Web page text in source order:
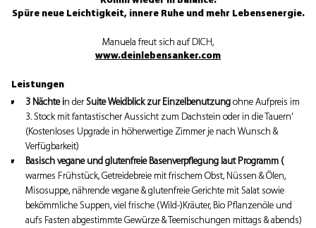
Spüre neue Leichtigkeit, innere Ruhe und mehr Lebensenergie.
Manuela freut sich auf DICH,
www.deinlebensanker.com
Leistungen
3 Nächte in derSuite Weidblick zur Einzelbenutzungohne Aufpreis im
3. Stock mit fantastischer Aussicht zum Dachstein oder in die Tauern'
(Kostenloses Upgrade in höherwertige Zimmer je nach Wunsch &
Verfügbarkeit)
Basisch vegane und glutenfreie Basenverpflegung laut Programm (
warmes Frühstück, Getreidebreie mit frischem Obst, Nüssen & Ölen,
Misosuppe, nährende vegane & glutenfreie Gerichte mit Salat sowie
bekömmliche Suppen, viel frische (Wild-)Kräuter, Bio Pflanzenöle und
aufs Fasten abgestimmte Gewürze & Teemischungen mittags & abends)